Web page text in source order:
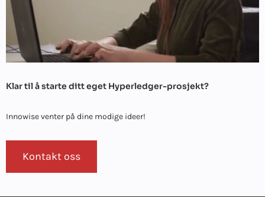
Klar til å starte ditt eget Hyperledger-prosjekt?
Innowise venter på dine modige ideer!
Kontakt oss